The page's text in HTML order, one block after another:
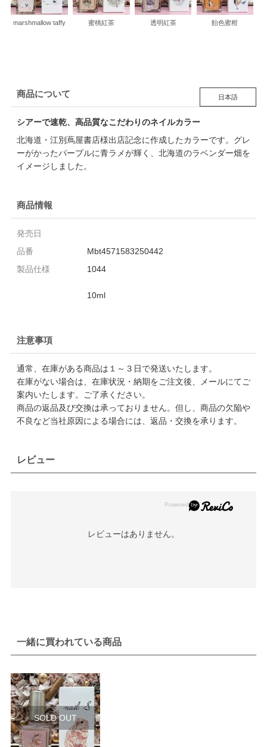
marshmallow taffy 蜜桃紅茶 透明紅茶 飴色蜜柑
商品について 日本語
シアーで速乾、高品質なこだわりのネイルカラー
北海道・江別蔦屋書店様出店記念に作成したカラーです。グレ
ーがかったパープルに青ラメが輝く、北海道のラベンダー畑を
イメージしました。
商品情報
発売日
品番
Mbt4571583250442
製品仕様
1044
10ml
注意事項
通常、在庫がある商品は１～３日で発送いたします。
在庫がない場合は、在庫状況・納期をご注文後、メールにてご
案内いたします。ご了承ください。
商品の返品及び交換は承っておりません。但し、商品の欠陥や
不良など当社原因による場合には、返品・交換を承ります。
レビュー
レビューはありません。
一緒に買われている商品
SOLD OUT